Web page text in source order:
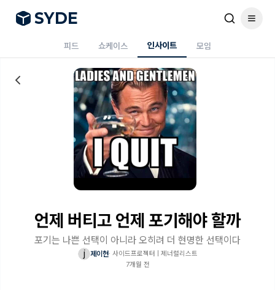
SYDE
피드 쇼케이스 인사이트 모임
언제 버티고 언제 포기해야 할까
포기는 나쁜 선택이 아니라 오히려 더 현명한 선택이다
j 제이현· 사이드프로젝터 | 제너럴리스트
7개월 전